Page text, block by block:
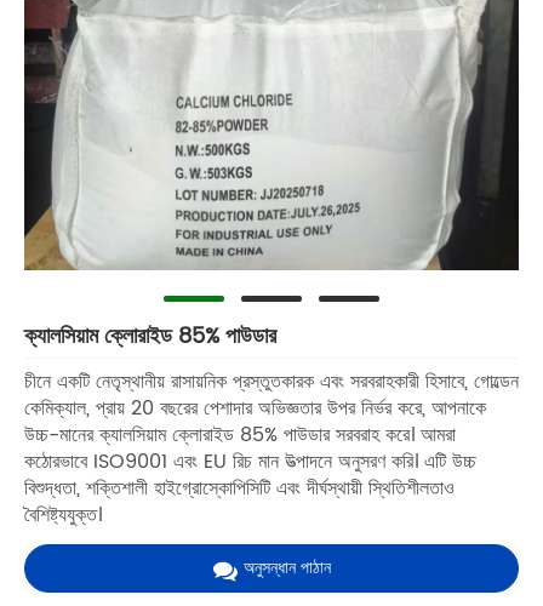
ক্যালসিয়াম ক্লোরাইড 85% পাউডার
চীনে একটি নেতৃস্থানীয় রাসায়নিক প্রস্তুতকারক এবং সরবরাহকারী হিসাবে, গোল্ডেন
কেমিক্যাল, প্রায় 20 বছরের পেশাদার অভিজ্ঞতার উপর নির্ভর করে, আপনাকে
উচ্চ-মানের ক্যালসিয়াম ক্লোরাইড 85% পাউডার সরবরাহ করে। আমরা
কঠোরভাবে ISO9001 এবং EU রিচ মান উত্পাদনে অনুসরণ করি। এটি উচ্চ
বিশুদ্ধতা, শক্তিশালী হাইগ্রোস্কোপিসিটি এবং দীর্ঘস্থায়ী স্থিতিশীলতাও
বৈশিষ্ট্যযুক্ত।
অনুসন্ধান পাঠান